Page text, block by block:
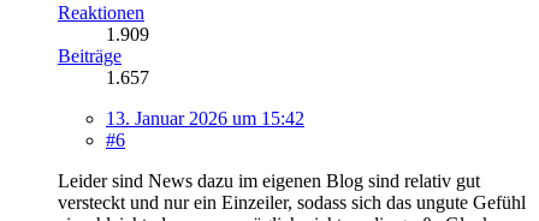
Reaktionen
1.909
Beiträge
1.657
13. Januar 2026 um 15:42
#6
Leider sind News dazu im eigenen Blog sind relativ gut
versteckt und nur ein Einzeiler, sodass sich das ungute Gefühl